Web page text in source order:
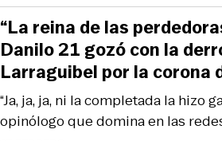
“Ja, ja, ja, ni la completada la hizo
opinólogo que domina en las
“La reina de las
Danilo 21 gozó con la
Larraguibel por la corona